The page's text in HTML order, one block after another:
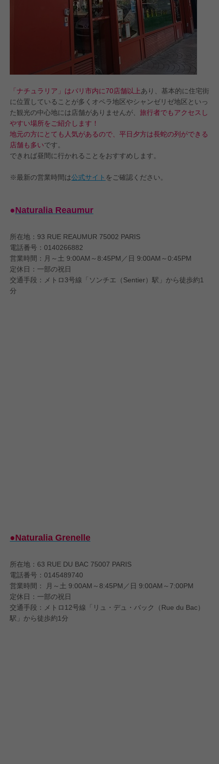
「ナチュラリア」はパリ市内に70店舗以上あり、基本的に住宅街
に位置していることが多くオペラ地区やシャンゼリゼ地区といっ
た観光の中心地には店舗がありませんが、 旅行者でもアクセスし
やすい場所をご紹介します！
地元の方にとても人気があるので、平日夕方は長蛇の列ができる
店舗も多いです。
できれば昼間に行かれることをおすすめします。
※最新の営業時間は公式サイト をご確認ください。
●Naturalia Reaumur
所在地：93 RUE REAUMUR 75002 PARIS
電話番号：0140266882
営業時間：月～土 9:00AM～8:45PM／日 9:00AM～0:45PM
定休日：一部の祝日
交通手段：メトロ3号線「ソンチエ（Sentier）駅」から徒歩約1
分
●Naturalia Grenelle
所在地：63 RUE DU BAC 75007 PARIS
電話番号：0145489740
営業時間： 月～土 9:00AM～8:45PM／日 9:00AM～7:00PM
定休日：一部の祝日
交通手段：メトロ12号線「リュ・デュ・バック（Rue du Bac）
駅」から徒歩約1分